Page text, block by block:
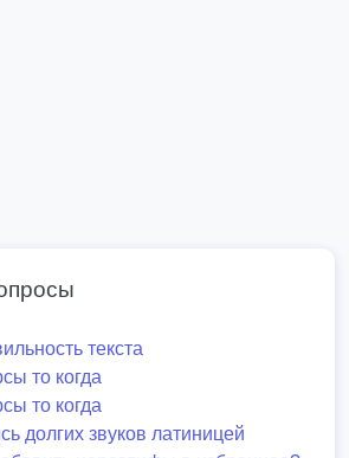
текста
то когда
то когда
долгих звуков латиницей